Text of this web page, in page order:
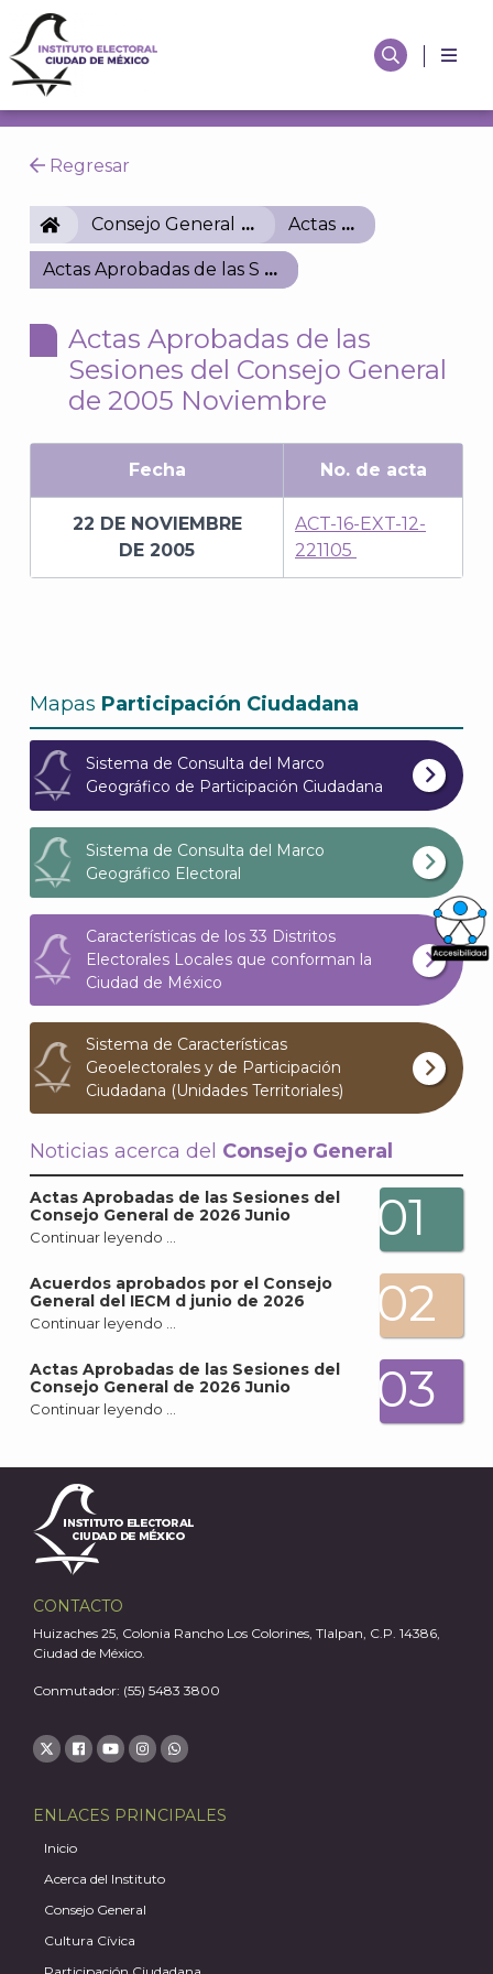
Regresar
IECMConsejo General Actas
Actas Aprobadas de las Sesiones del Consejo
Actas Aprobadas de las
Sesiones del Consejo General
de 2005 Noviembre
Fecha No. de acta
22 DE NOVIEMBRE
DE 2005
ACT-16-EXT-12-
221105
Mapas Participación Ciudadana
Sistema de Consulta del Marco
Geográfico de Participación Ciudadana
Sistema de Consulta del Marco
Geográfico Electoral
Características de los 33 Distritos
Electorales Locales que conforman la
Ciudad de México
Sistema de Características
Geoelectorales y de Participación
Ciudadana (Unidades Territoriales)
Noticias acerca del Consejo General
Actas Aprobadas de las Sesiones del
Consejo General de 2026 Junio
Continuar leyendo … 01
Acuerdos aprobados por el Consejo
General del IECM d junio de 2026
Continuar leyendo … 02
Actas Aprobadas de las Sesiones del
Consejo General de 2026 Junio
Continuar leyendo … 03
CONTACTO
Huizaches 25, Colonia Rancho Los Colorines, Tlalpan, C.P. 14386,
Ciudad de México.
Conmutador: (55) 5483 3800
ENLACES PRINCIPALES
Inicio
Acerca del Instituto
Consejo General
Cultura Cívica